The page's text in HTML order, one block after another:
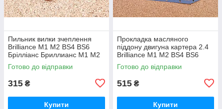
Пильник вилки зчеплення
Brilliance M1 M2 BS4 BS6
Брілліанс Бриллианс М1 М2
Готово до відправки
315 ₴
Купити
Прокладка масляного
піддону двигуна картера 2.4
Brilliance M1 M2 BS4 BS6
Брілліанс Бриллианс М1 М2
Готово до відправки
515 ₴
Купити